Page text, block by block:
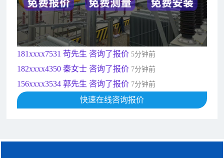
190xxxx3508 徐女士 咨询了报价5秒前
135xxxx6654 张先生 咨询了报价
181xxxx7531 苟先生 咨询了报价5分钟前
182xxxx4350 秦女士 咨询了报价 7分钟前
156xxxx3534 郭先生 咨询了报价 7分钟前
192xxxx2920 周先生 咨询了报价 10分钟前
189xxxx6562 王先生 咨询了报价1秒前
快速在线咨询报价